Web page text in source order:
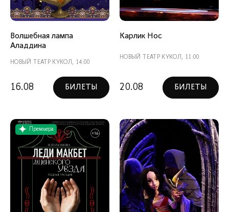
Волшебная лампа
Аладдина
НОВЫЙ ТЕАТР КУКОЛ, 14:00
16.08 БИЛЕТЫ
Карлик Нос
НОВЫЙ ТЕАТР КУКОЛ, 11:00
20.08 БИЛЕТЫ
Премьера